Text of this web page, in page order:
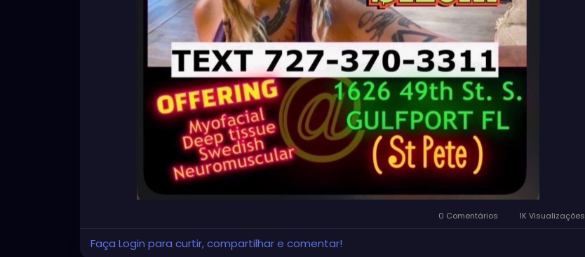
0 Comentários 1K Visualizações
Faça Login para curtir, compartilhar e comentar!